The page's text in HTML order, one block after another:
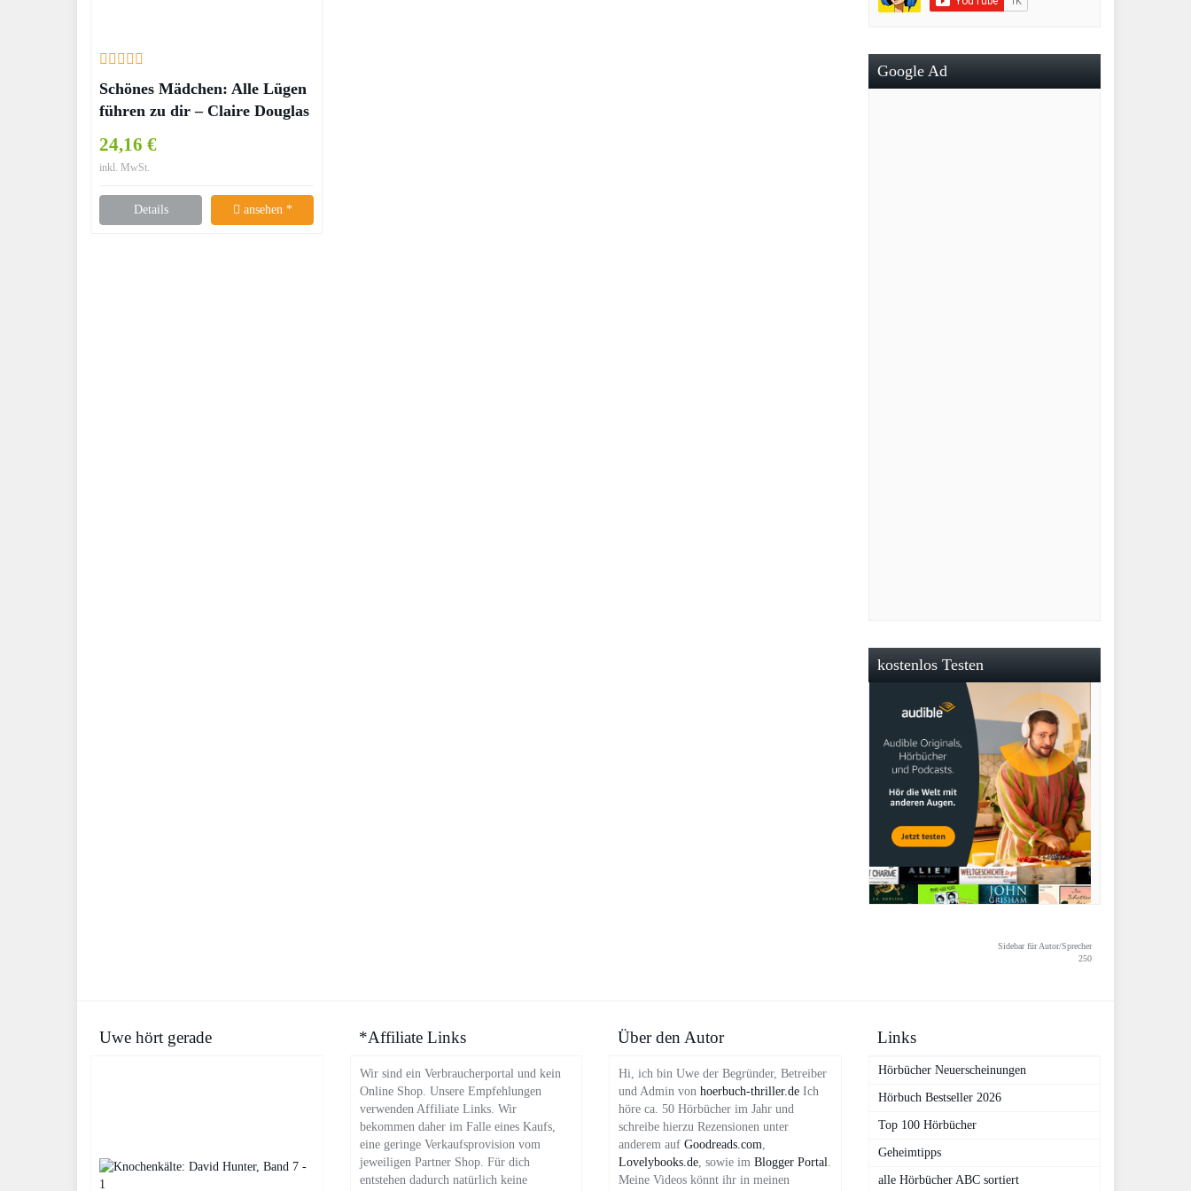
Schönes Mädchen: Alle Lügen
führen zu dir – Claire Douglas
24,16 €
inkl. MwSt.
Details ansehen *
Google Ad
kostenlos Testen
Sidebar für Autor/Sprecher
250
Uwe hört gerade *Affiliate Links
Wir sind ein Verbraucherportal und kein
Online Shop. Unsere Empfehlungen
verwenden Affiliate Links. Wir
bekommen daher im Falle eines Kaufs,
eine geringe Verkaufsprovision vom
jeweiligen Partner Shop. Für dich
entstehen dadurch natürlich keine
Über den Autor
Hi, ich bin Uwe der Begründer, Betreiber
und Admin von hoerbuch-thriller.de Ich
höre ca. 50 Hörbücher im Jahr und
schreibe hierzu Rezensionen unter
anderem auf Goodreads.com,
Lovelybooks.de, sowie im Blogger Portal.
Meine Videos könnt ihr in meinen
Links
Hörbücher Neuerscheinungen
Hörbuch Bestseller 2026
Top 100 Hörbücher
Geheimtipps
alle Hörbücher ABC sortiert